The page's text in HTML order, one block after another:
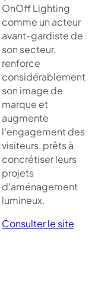
OnOff Lighting
comme un acteur
avant-gardiste de
son secteur,
renforce
considérablement
son image de
marque et
augmente
l'engagement des
visiteurs, prêts à
concrétiser leurs
projets
d'aménagement
lumineux.
Consulter le site